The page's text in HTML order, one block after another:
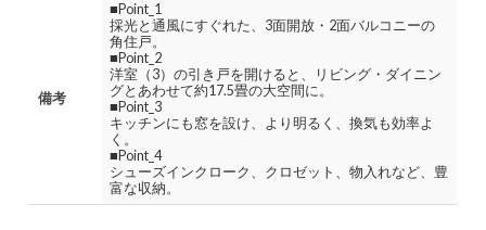
備考
■Point_1
採光と通風にすぐれた、3面開放・2面バルコニーの
角住戸。
■Point_2
洋室（3）の引き戸を開けると、リビング・ダイニン
グとあわせて約17.5畳の大空間に。
■Point_3
キッチンにも窓を設け、より明るく、換気も効率よ
く。
■Point_4
シューズインクローク、クロゼット、物入れなど、豊
富な収納。